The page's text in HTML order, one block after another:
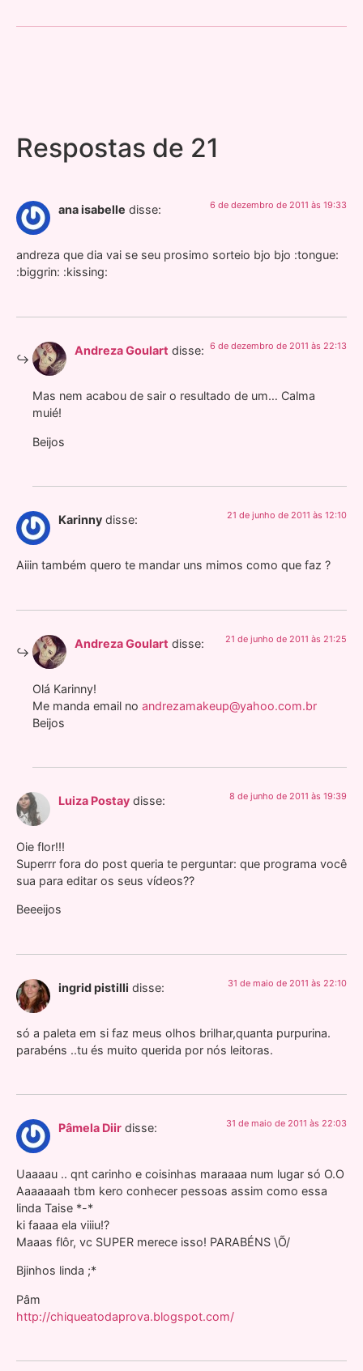
Respostas de 21
ana isabelle disse: 6 de dezembro de 2011 às 19:33
andreza que dia vai se seu prosimo sorteio bjo bjo :tongue:
:biggrin: :kissing:
Andreza Goulart disse: 6 de dezembro de 2011 às 22:13
Mas nem acabou de sair o resultado de um… Calma
muié!
Beijos
Karinny disse: 21 de junho de 2011 às 12:10
Aiiin também quero te mandar uns mimos como que faz ?
Andreza Goulart disse: 21 de junho de 2011 às 21:25
Olá Karinny!
Me manda email no andrezamakeup@yahoo.com.br
Beijos
Luiza Postay disse: 8 de junho de 2011 às 19:39
Oie flor!!!
Superrr fora do post queria te perguntar: que programa você
sua para editar os seus vídeos??
Beeeijos
ingrid pistilli disse: 31 de maio de 2011 às 22:10
só a paleta em si faz meus olhos brilhar,quanta purpurina.
parabéns ..tu és muito querida por nós leitoras.
Pâmela Diir disse: 31 de maio de 2011 às 22:03
Uaaaau .. qnt carinho e coisinhas maraaaa num lugar só O.O
Aaaaaaah tbm kero conhecer pessoas assim como essa
linda Taise *-*
ki faaaa ela viiiu!?
Maaas flôr, vc SUPER merece isso! PARABÉNS \Õ/
Bjinhos linda ;*
Pâm
http://chiqueatodaprova.blogspot.com/